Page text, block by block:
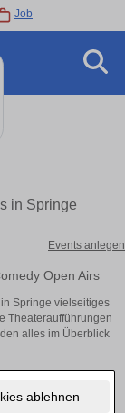
ablehnen
Job
in Springe
Events anlegen
Open Airs
Springe vielseitiges
Theateraufführungen
alles im Überblick